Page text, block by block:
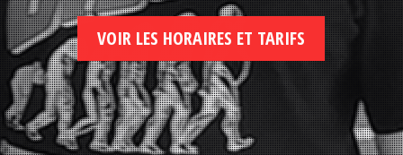
VOIR LES HORAIRES ET TARIFS